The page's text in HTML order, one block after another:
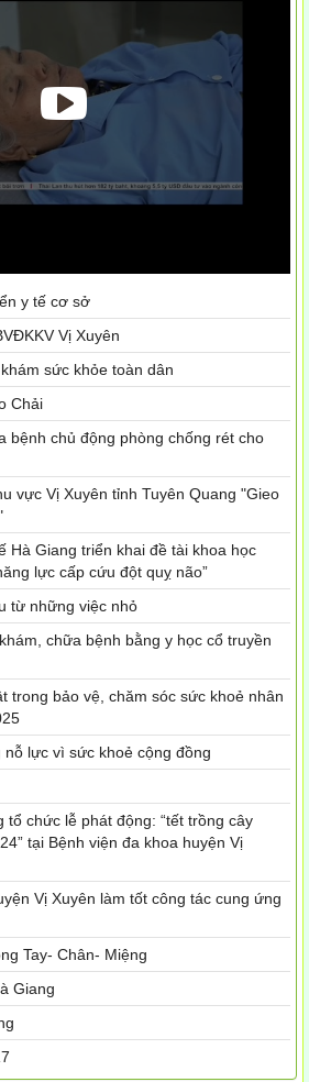
y tế cơ sở
Vị Xuyên
sức khỏe toàn dân
Chải
bệnh chủ động phòng chống rét cho
vực Vị Xuyên tỉnh Tuyên Quang "Gieo
Hà Giang triển khai đề tài khoa học
lực cấp cứu đột quỵ não”
từ những việc nhỏ
chữa bệnh bằng y học cổ truyền
trong bảo vệ, chăm sóc sức khoẻ nhân
nỗ lực vì sức khoẻ cộng đồng
tổ chức lễ phát động: “tết trồng cây
tại Bệnh viện đa khoa huyện Vị
Vị Xuyên làm tốt công tác cung ứng
Tay- Chân- Miệng
Giang